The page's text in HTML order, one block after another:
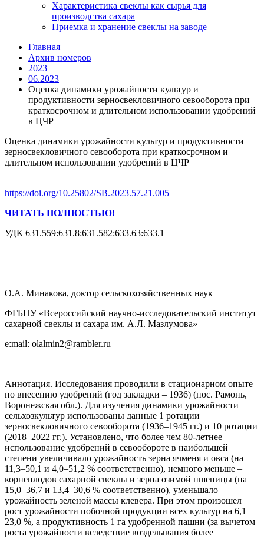
Характеристика свеклы как сырья для
производства сахара
Приемка и хранение свеклы на заводе
Главная
Архив номеров
2023
06.2023
Оценка динамики урожайности культур и
продуктивности зерносвекловичного севооборота при
краткосрочном и длительном использовании удобрений
в ЦЧР
Оценка динамики урожайности культур и продуктивности
зерносвекловичного севооборота при краткосрочном и
длительном использовании удобрений в ЦЧР
https://doi.org/10.25802/SB.2023.57.21.005
ЧИТАТЬ ПОЛНОСТЬЮ!
УДК 631.559:631.8:631.582:633.63:633.1
О.А. Минакова, доктор сельскохозяйственных наук
ФГБНУ «Всероссийский научно-исследовательский институт
сахарной свеклы и сахара им. А.Л. Мазлумова»
e:mail: olalmin2@rambler.ru
Аннотация. Исследования проводили в стационарном опыте
по внесению удобрений (год закладки – 1936) (пос. Рамонь,
Воронежская обл.). Для изучения динамики урожайности
сельхозкультур использованы данные 1 ротации
зерносвекловичного севооборота (1936–1945 гг.) и 10 ротации
(2018–2022 гг.). Установлено, что более чем 80-летнее
использование удобрений в севообороте в наибольшей
степени увеличивало урожайность зерна ячменя и овса (на
11,3–50,1 и 4,0–51,2 % соответственно), немного меньше –
корнеплодов сахарной свеклы и зерна озимой пшеницы (на
15,0–36,7 и 13,4–30,6 % соответственно), уменьшало
урожайность зеленой массы клевера. При этом произошел
рост урожайности побочной продукции всех культур на 6,1–
23,0 %, а продуктивность 1 га удобренной пашни (за вычетом
роста урожайности вследствие возделывания более